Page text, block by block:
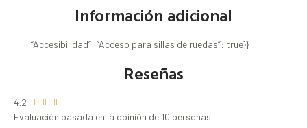
Información adicional
“Accesibilidad”: “Acceso para sillas de ruedas”: true}}
Reseñas
4.2     
Evaluación basada en la opinión de 10 personas